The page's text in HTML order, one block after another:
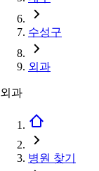
수성구
외과
외과
병원 찾기